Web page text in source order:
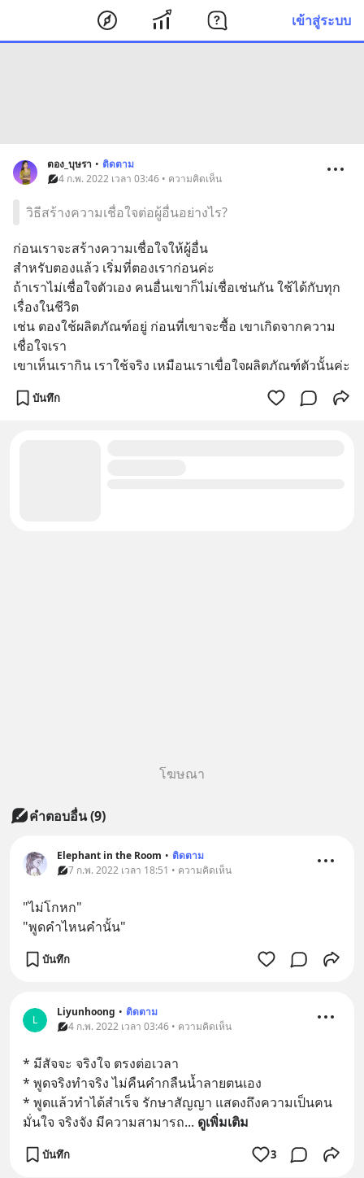
เข้าสู่ระบบ
ตอง_บุษรา • ติดตาม
4 ก.พ. 2022 เวลา 03:46 • ความคิดเห็น
วิธีสร้างความเชื่อใจต่อผู้อื่นอย่างไร?
ก่อนเราจะสร้างความเชื่อใจให้ผู้อื่น
สำหรับตองแล้ว เริ่มที่ตองเราก่อนค่ะ
ถ้าเราไม่เชื่อใจตัวเอง คนอื่นเขาก็ไม่เชื่อเช่นกัน ใช้ได้กับทุก
เรื่องในชีวิต
เช่น ตองใช้ผลิตภัณฑ์อยู่ ก่อนที่เขาจะซื้อ เขาเกิดจากความ
เชื่อใจเรา
เขาเห็นเรากิน เราใช้จริง เหมือนเราเขื่อใจผลิตภัณฑ์ตัวนั้นค่ะ
บันทึก
โฆษณา
คำตอบอื่น(9)
Elephant in the Room • ติดตาม
7 ก.พ. 2022 เวลา 18:51 • ความคิดเห็น
"ไม่โกหก"
"พูดคำไหนคำนั้น"
บันทึก
L
Liyunhoong • ติดตาม
4 ก.พ. 2022 เวลา 03:46 • ความคิดเห็น
* มีสัจจะ จริงใจ ตรงต่อเวลา
* พูดจริงทำจริง ไม่คืนคำกลืนน้ำลายตนเอง
* พูดแล้วทำได้สำเร็จ รักษาสัญญา แสดงถึงความเป็นคน
มั่นใจ จริงจัง มีความสามารถ... ดูเพิ่มเติม
บันทึก 3